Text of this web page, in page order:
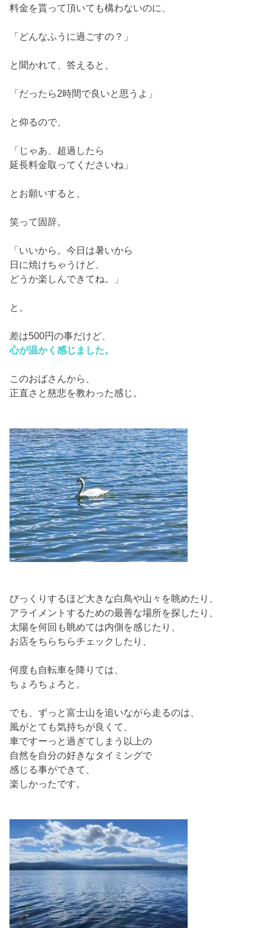
料金を貰って頂いても構わないのに、
「どんなふうに過ごすの？」
と聞かれて、答えると、
「だったら2時間で良いと思うよ」
と仰るので、
「じゃあ、超過したら
延長料金取ってくださいね」
とお願いすると、
笑って固辞。
「いいから。今日は暑いから
日に焼けちゃうけど、
どうか楽しんできてね。」
と。
差は500円の事だけど、
心が温かく感じました。
このおばさんから、
正直さと慈悲を教わった感じ。
びっくりするほど大きな白鳥や山々を眺めたり、
アライメントするための最善な場所を探したり、
太陽を何回も眺めては内側を感じたり、
お店をちらちらチェックしたり、
何度も自転車を降りては、
ちょろちょろと。
でも、ずっと富士山を追いながら走るのは、
風がとても気持ちが良くて、
車ですーっと過ぎてしまう以上の
自然を自分の好きなタイミングで
感じる事ができて、
楽しかったです。